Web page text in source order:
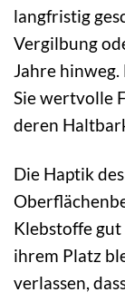
langfristig
Vergilbung
Jahre
Sie wertvolle
deren
Die Haptik
Klebstoffe
ihrem Platz
verlassen,